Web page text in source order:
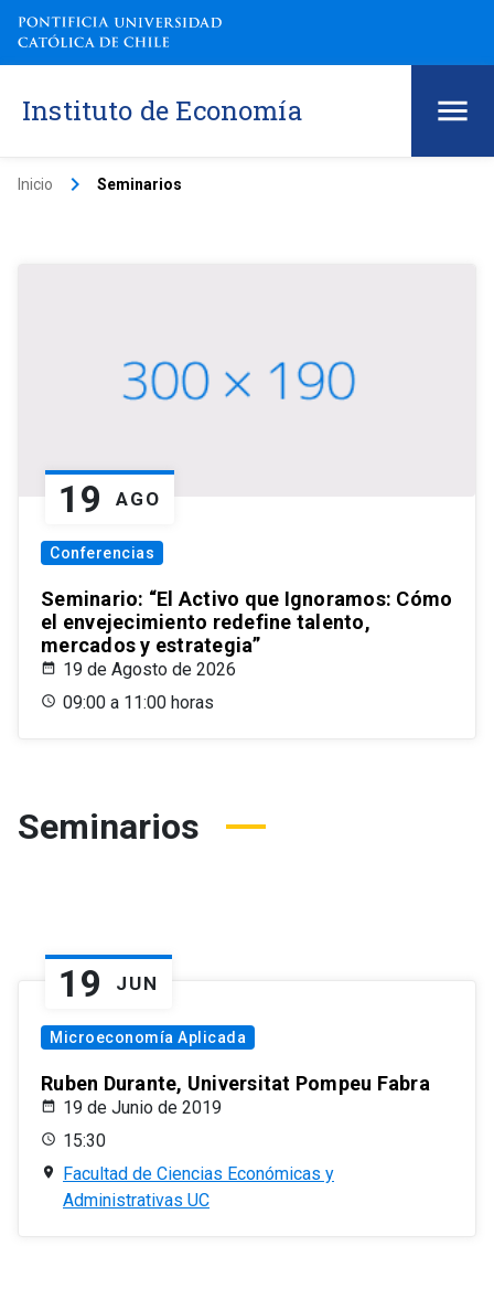
Instituto de Economía
Inicio keyboard_arrow_right Seminarios
19 AGO
Conferencias
Seminario: “El Activo que Ignoramos: Cómo
el envejecimiento redefine talento,
mercados y estrategia”
19 de Agosto de 2026
09:00 a 11:00 horas
Seminarios
19 JUN
Microeconomía Aplicada
Ruben Durante, Universitat Pompeu Fabra
19 de Junio de 2019
15:30
Facultad de Ciencias Económicas y
Administrativas UC